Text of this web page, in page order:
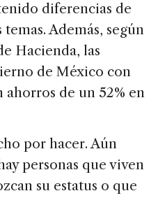
diferencias de
Además, según
Hacienda, las
de México con
de un 52% en
por hacer. Aún
personas que viven
su estatus o que